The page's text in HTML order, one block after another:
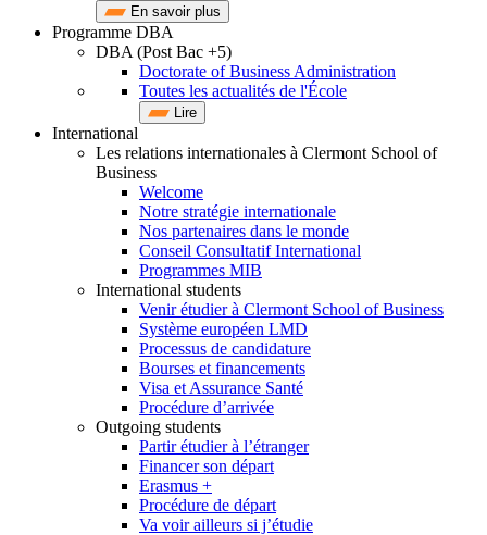
En savoir plus
Programme DBA
DBA (Post Bac +5)
Doctorate of Business Administration
Toutes les actualités de l'École
Lire
International
Les relations internationales à Clermont School of
Business
Welcome
Notre stratégie internationale
Nos partenaires dans le monde
Conseil Consultatif International
Programmes MIB
International students
Venir étudier à Clermont School of Business
Système européen LMD
Processus de candidature
Bourses et financements
Visa et Assurance Santé
Procédure d’arrivée
Outgoing students
Partir étudier à l’étranger
Financer son départ
Erasmus +
Procédure de départ
Va voir ailleurs si j’étudie